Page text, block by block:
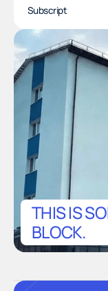
Subscript
THIS IS
BLOCK.